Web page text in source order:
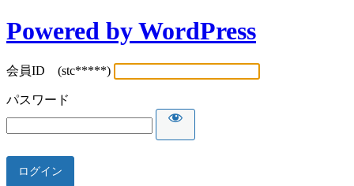
Powered by WordPress
会員ID (stc*****)
パスワード